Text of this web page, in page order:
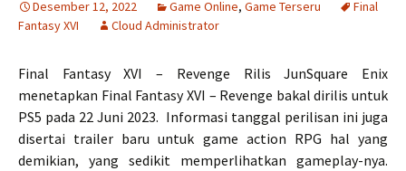
Desember 12, 2022 Game Online, Game Terseru
Final
Fantasy XVI
Cloud Administrator
Final Fantasy XVI – Revenge Rilis JunSquare Enix
menetapkan Final Fantasy XVI – Revenge bakal dirilis untuk
PS5 pada 22 Juni 2023. Informasi tanggal perilisan ini juga
disertai trailer baru untuk game action RPG hal yang
demikian, yang sedikit memperlihatkan gameplay-nya.